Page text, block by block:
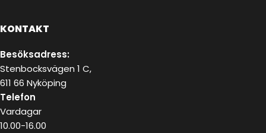
KONTAKT
Besöksadress:
Stenbocksvägen 1 C,
611 66 Nyköping
Telefon
Vardagar
10.00-16.00